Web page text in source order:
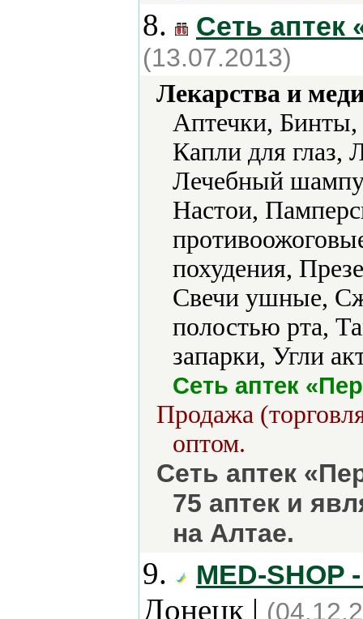
8. Сеть
(13.07.2013)
Лекарства и
Аптечки,
Капли для глаз,
Лечебный
Настои,
похудения,
Свечи ушные,
полостью рта,
запарки, Угли
Сеть аптек
Продажа
оптом.
Сеть аптек
75 аптек и
на Алтае.
9. MED-
Донецк |